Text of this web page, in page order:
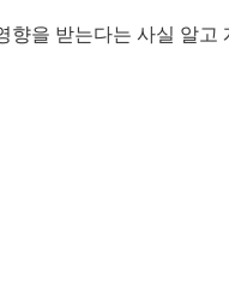
을 받는다는 사실 알고